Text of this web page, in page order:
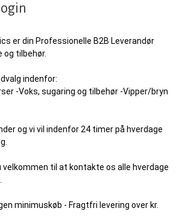
er din Professionelle B2B Leverandør
og tilbehør.
indenfor:
-Voks, sugaring og tilbehør -Vipper/bryn
og vi vil indenfor 24 timer på hverdage
velkommen til at kontakte os alle hverdage
minimuskøb - Fragtfri levering over kr.